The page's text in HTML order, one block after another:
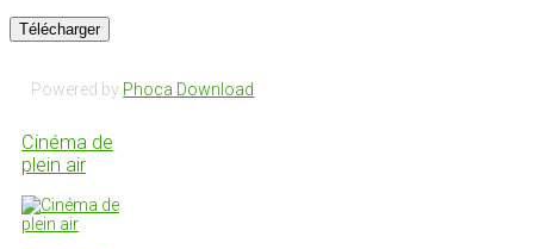
Powered by Phoca Download
Cinéma de
plein air